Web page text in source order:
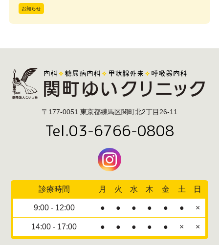
お知らせ
〒177-0051 東京都練馬区関町北2丁目26-11
Tel.03-6766-0808
診療時間 月 火 水 木 金 土 日
9:00 - 12:00 ● ● ● ● ● ● ×
14:00 - 17:00 ● ● ● ● ● × ×